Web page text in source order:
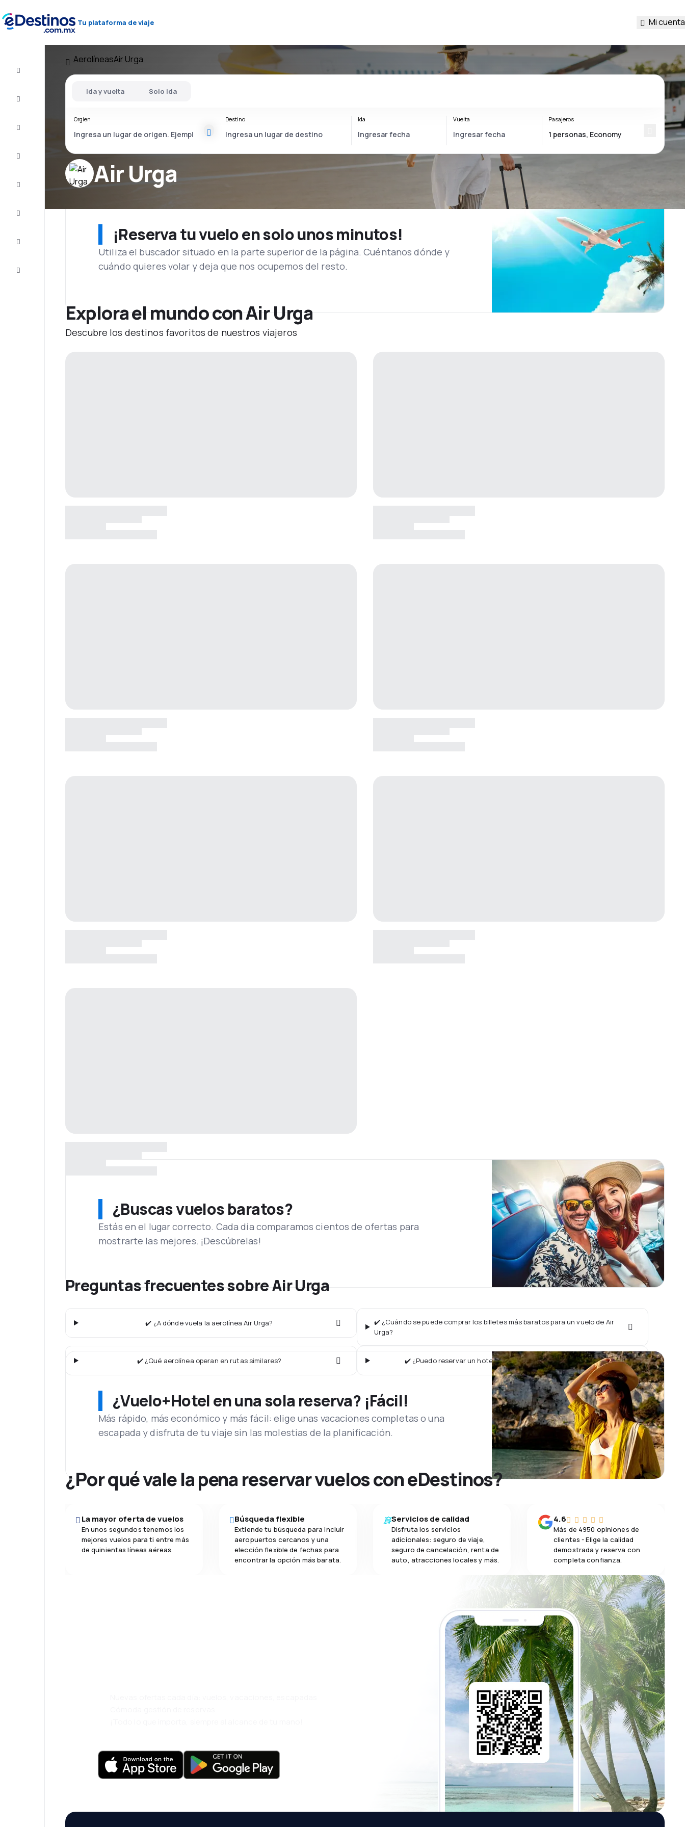
Tu plataforma de viaje Mi cuenta
Completa
AerolíneasAir Urga
Air Urga
Ida y vuelta Solo ida
Orgien Destino Ida Vuelta Pasajeros
¡Reserva tu vuelo en solo unos minutos!
Utiliza el buscador situado en la parte superior de la página. Cuéntanos dónde y
cuándo quieres volar y deja que nos ocupemos del resto.
Explora el mundo con Air Urga
Descubre los destinos favoritos de nuestros viajeros
¿Buscas vuelos baratos?
Estás en el lugar correcto. Cada día comparamos cientos de ofertas para
mostrarte las mejores. ¡Descúbrelas!
Preguntas frecuentes sobre Air Urga
✔️ ¿A dónde vuela la aerolínea Air Urga?
✔️ ¿Cuándo se puede comprar los billetes más baratos para un vuelo de Air
Urga?
✔️ ¿Qué aerolínea operan en rutas similares? ✔️ ¿Puedo reservar un hotel junto con un vuelo de Air Urga?
¿Vuelo+Hotel en una sola reserva? ¡Fácil!
Más rápido, más económico y más fácil: elige unas vacaciones completas o una
escapada y disfruta de tu viaje sin las molestias de la planificación.
¿Por qué vale la pena reservar vuelos con eDestinos?
La mayor oferta de vuelos
En unos segundos tenemos los
mejores vuelos para ti entre más
de quinientas líneas aéreas.
Búsqueda flexible
Extiende tu búsqueda para incluir
aeropuertos cercanos y una
elección flexible de fechas para
encontrar la opción más barata.
Servicios de calidad
Disfruta los servicios
adicionales: seguro de viaje,
seguro de cancelación, renta de
auto, atracciones locales y más.
4.6
Más de 4950 opiniones de
clientes - Elige la calidad
demostrada y reserva con
completa confianza.